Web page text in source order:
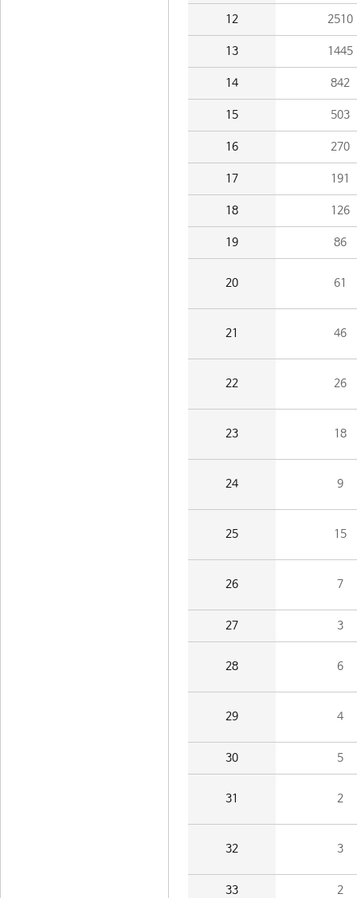
12 2510
13 1445
14 842
15 503
16 270
17 191
18 126
19 86
20 61
21 46
22 26
23 18
24 9
25 15
26 7
27 3
28 6
29 4
30 5
31 2
32 3
33 2